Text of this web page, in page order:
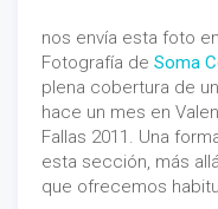
nos envía esta foto
Fotografía de Soma
plena cobertura de
hace un mes en
Fallas 2011. Una
esta sección, más
que ofrecemos